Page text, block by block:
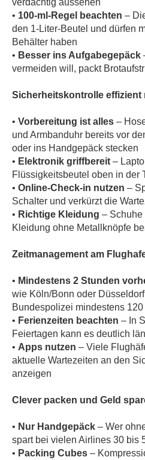
• 100-ml-Regel beachten –
den 1-Liter-Beutel und dürfen
Behälter haben
• Besser ins Aufgabegepäck
vermeiden will, packt
Sicherheitskontrolle effizient
• Vorbereitung ist alles –
und Armbanduhr bereits vor
oder ins Handgepäck stecken
• Elektronik griffbereit –
Flüssigkeitsbeutel oben in der
• Online-Check-in nutzen –
Schalter und verkürzt die
• Richtige Kleidung – Schuhe
Kleidung ohne Metallknöpfe
Zeitmanagement am
• Mindestens 2 Stunden
wie Köln/Bonn oder
Bundespolizei mindestens
• Ferienzeiten beachten – In
Feiertagen kann es deutlich
• Apps nutzen – Viele
aktuelle Wartezeiten an den
anzeigen
Clever packen und Geld
• Nur Handgepäck – Wer
spart bei vielen Airlines 30 bis
• Packing Cubes –